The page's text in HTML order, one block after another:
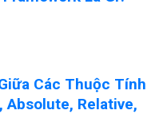
Các Thuộc Tính
Absolute, Relative,